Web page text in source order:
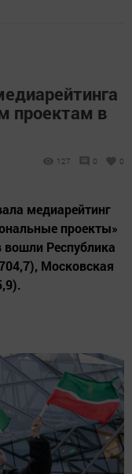
проектам в
127 0 0
медиарейтинг
проекты»
вошли Республика
Московская